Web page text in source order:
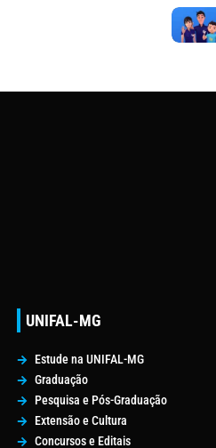
UNIFAL-MG
Estude na UNIFAL-MG
Graduação
Pesquisa e Pós-Graduação
Extensão e Cultura
Concursos e Editais